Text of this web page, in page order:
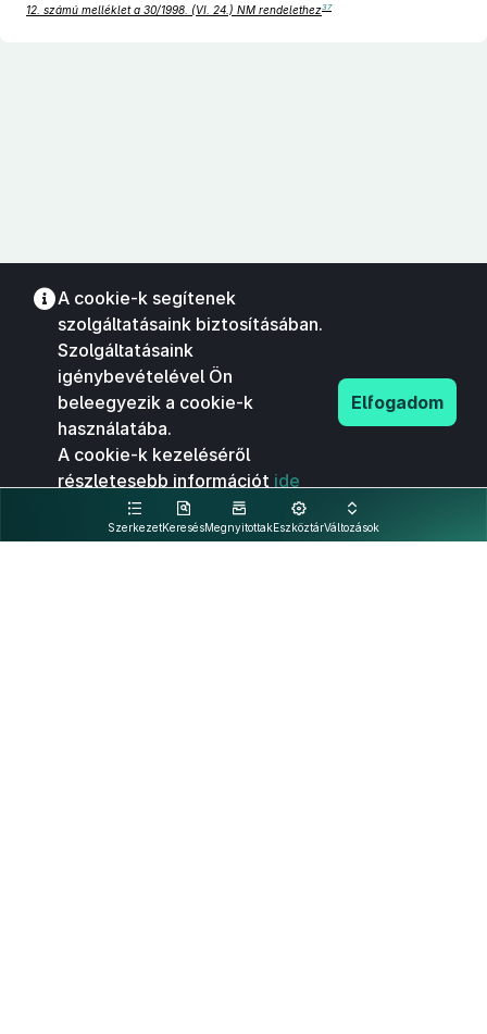
12. számú melléklet a 30/1998. (VI. 24.) NM rendelethez37
SzerkezetKeresésMegnyitottakEszköztárVáltozások
A cookie-k segítenek
szolgáltatásaink biztosításában.
Szolgáltatásaink
igénybevételével Ön
beleegyezik a cookie-k
használatába.
A cookie-k kezeléséről
részletesebb információt ide
kattintva olvashat.
Elfogadom